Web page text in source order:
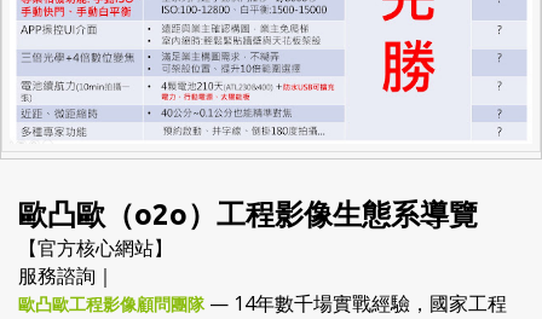
歐凸歐（o2o）工程影像生態系導覽
【官方核心網站】
服務諮詢｜